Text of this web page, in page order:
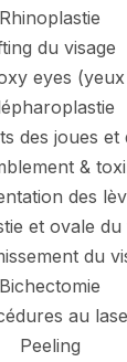
Rhinoplastie
du visage
eyes
des joues et
&
des
et ovale du
du
Bichectomie
au
Peeling